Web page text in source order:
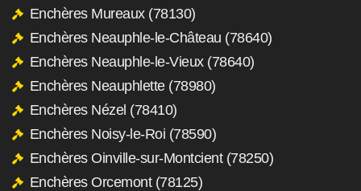
Enchères Mureaux (78130)
Enchères Neauphle-le-Château (78640)
Enchères Neauphle-le-Vieux (78640)
Enchères Neauphlette (78980)
Enchères Nézel (78410)
Enchères Noisy-le-Roi (78590)
Enchères Oinville-sur-Montcient (78250)
Enchères Orcemont (78125)